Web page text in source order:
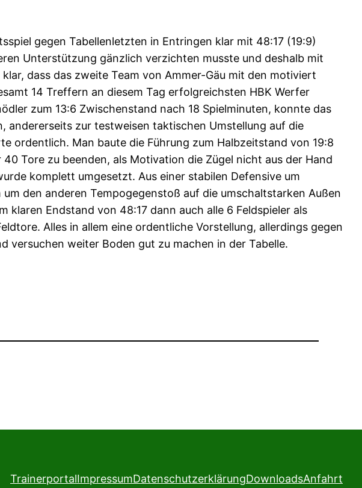
gegen Tabellenletzten in Entringen klar mit 48:17 (19:9)
Unterstützung gänzlich verzichten musste und deshalb mit
dass das zweite Team von Ammer-Gäu mit den motiviert
14 Treffern an diesem Tag erfolgreichsten HBK Werfer
zum 13:6 Zwischenstand nach 18 Spielminuten, konnte das
andererseits zur testweisen taktischen Umstellung auf die
ordentlich. Man baute die Führung zum Halbzeitstand von 19:8
Tore zu beenden, als Motivation die Zügel nicht aus der Hand
komplett umgesetzt. Aus einer stabilen Defensive um
den anderen Tempogegenstoß auf die umschaltstarken Außen
Endstand von 48:17 dann auch alle 6 Feldspieler als
Alles in allem eine ordentliche Vorstellung, allerdings gegen
versuchen weiter Boden gut zu machen in der Tabelle.
TrainerportalImpressumDatenschutzerklärungDownloadsAnfahrt